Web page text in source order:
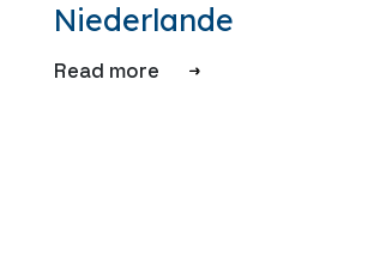
Niederlande
Read more